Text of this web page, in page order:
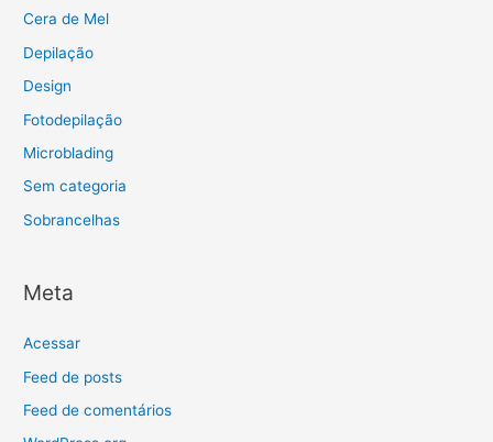
Cera de Mel
Depilação
Design
Fotodepilação
Microblading
Sem categoria
Sobrancelhas
Meta
Acessar
Feed de posts
Feed de comentários